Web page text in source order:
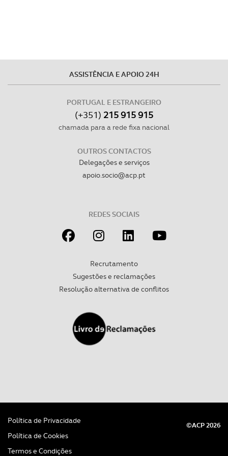
ASSISTÊNCIA E APOIO 24H
PORTUGAL E ESTRANGEIRO
(+351) 215 915 915
chamada para a rede fixa nacional
OUTROS CONTACTOS
Delegações e serviços
apoio.socio@acp.pt
REDES SOCIAIS
Recrutamento
Sugestões e reclamações
Resolução alternativa de conflitos
Política de Privacidade
Política de Cookies
Termos e Condições
©ACP 2026